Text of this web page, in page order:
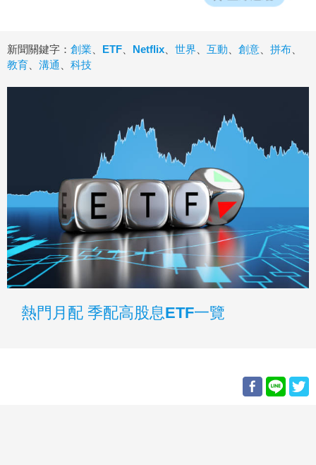
新聞關鍵字： 創業 ETF Netflix 世界 互動 創意 拼布
教育
溝通 科技
熱門月配 季配高股息ETF一覽